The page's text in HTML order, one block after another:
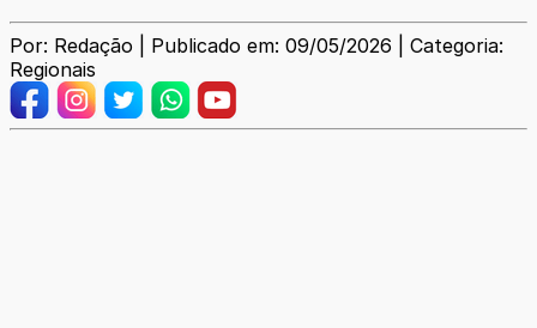
Por: Redação | Publicado em: 09/05/2026 | Categoria:
Regionais